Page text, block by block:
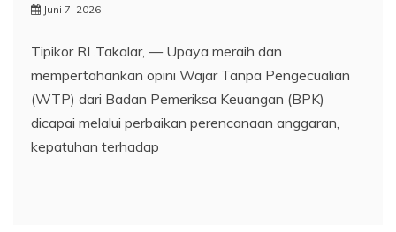
Juni 7, 2026
Tipikor RI .Takalar, — Upaya meraih dan
mempertahankan opini Wajar Tanpa Pengecualian
(WTP) dari Badan Pemeriksa Keuangan (BPK)
dicapai melalui perbaikan perencanaan anggaran,
kepatuhan terhadap